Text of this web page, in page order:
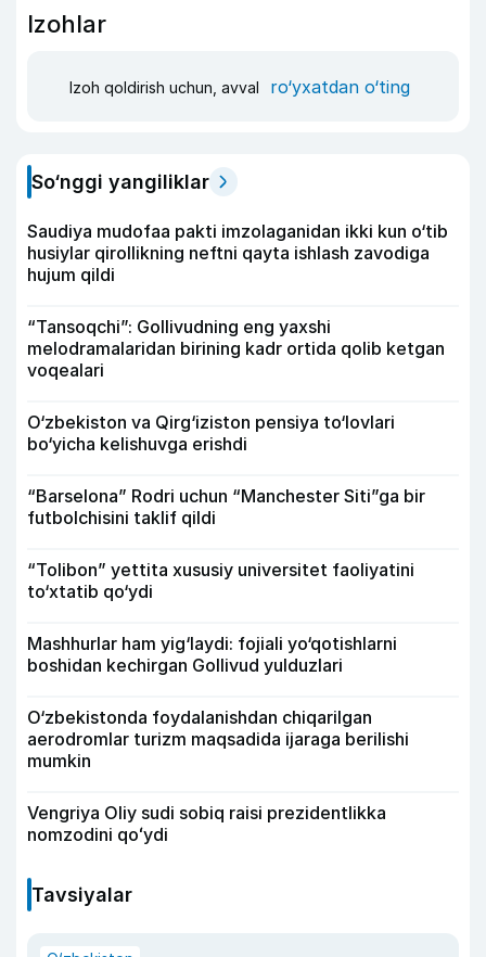
Izohlar
Izoh qoldirish uchun, avval ro‘yxatdan o‘ting
So‘nggi yangiliklar
Saudiya mudofaa pakti imzolaganidan ikki kun o‘tib
husiylar qirollikning neftni qayta ishlash zavodiga
hujum qildi
“Tansoqchi”: Gollivudning eng yaxshi
melodramalaridan birining kadr ortida qolib ketgan
voqealari
O‘zbekiston va Qirg‘iziston pensiya to‘lovlari
bo‘yicha kelishuvga erishdi
“Barselona” Rodri uchun “Manchester Siti”ga bir
futbolchisini taklif qildi
“Tolibon” yettita xususiy universitet faoliyatini
to‘xtatib qo‘ydi
Mashhurlar ham yig‘laydi: fojiali yo‘qotishlarni
boshidan kechirgan Gollivud yulduzlari
O‘zbekistonda foydalanishdan chiqarilgan
aerodromlar turizm maqsadida ijaraga berilishi
mumkin
Vengriya Oliy sudi sobiq raisi prezidentlikka
nomzodini qoʻydi
Tavsiyalar